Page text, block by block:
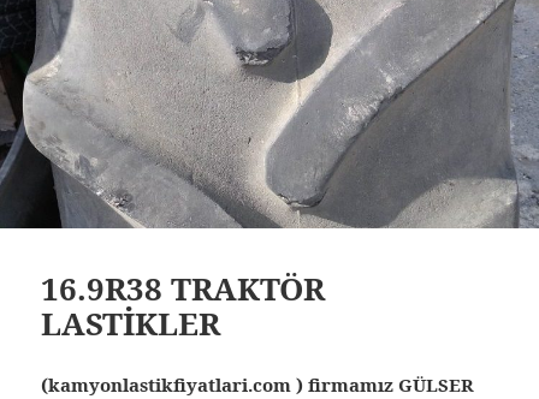
16.9R38 TRAKTÖR
LASTİKLER
(kamyonlastikfiyatlari.com ) firmamız GÜLSER